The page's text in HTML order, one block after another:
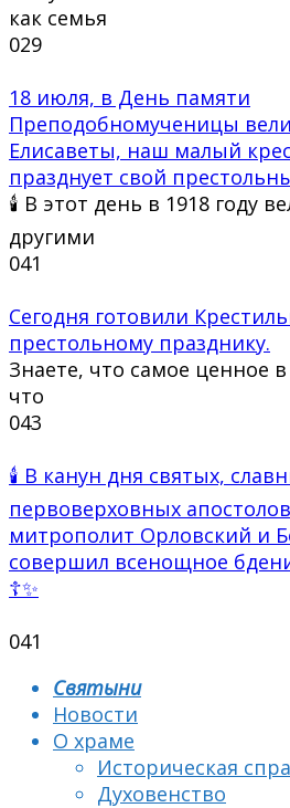
как семья
029
18 июля, в День памяти
Преподобномученицы
Елисаветы, наш малый
празднует свой
🕯 В этот день в 1918 году
другими
041
Сегодня готовили
престольному празднику.
Знаете, что самое ценное в
что
043
🕯 В канун дня святых,
первоверховных
митрополит Орловский и
совершил всенощное
☦✨
041
Святыни
Новости
О храме
Историческая
Духовенство